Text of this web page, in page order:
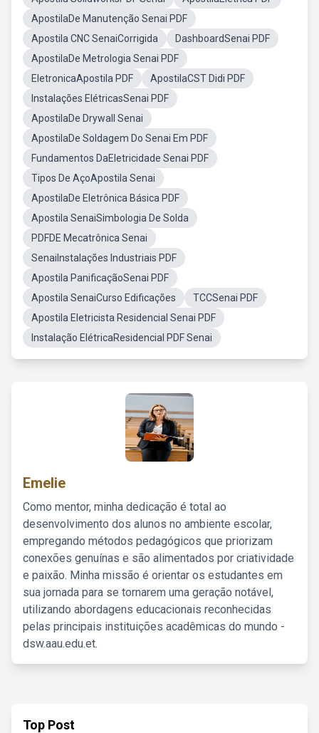
ApostilaDe Manutenção Senai PDF
Apostila CNC SenaiCorrigida
DashboardSenai PDF
ApostilaDe Metrologia Senai PDF
EletronicaApostila PDF
ApostilaCST Didi PDF
Instalações ElétricasSenai PDF
ApostilaDe Drywall Senai
ApostilaDe Soldagem Do Senai Em PDF
Fundamentos DaEletricidade Senai PDF
Tipos De AçoApostila Senai
ApostilaDe Eletrônica Básica PDF
Apostila SenaiSimbologia De Solda
PDFDE Mecatrônica Senai
SenaiInstalações Industriais PDF
Apostila PanificaçãoSenai PDF
Apostila SenaiCurso Edificações
TCCSenai PDF
Apostila Eletricista Residencial Senai PDF
Instalação ElétricaResidencial PDF Senai
Emelie
Como mentor, minha dedicação é total ao
desenvolvimento dos alunos no ambiente escolar,
empregando métodos pedagógicos que priorizam
conexões genuínas e são alimentados por criatividade
e paixão. Minha missão é orientar os estudantes em
sua jornada para se tornarem uma geração notável,
utilizando abordagens educacionais reconhecidas
pelas principais instituições acadêmicas do mundo -
dsw.aau.edu.et.
Top Post